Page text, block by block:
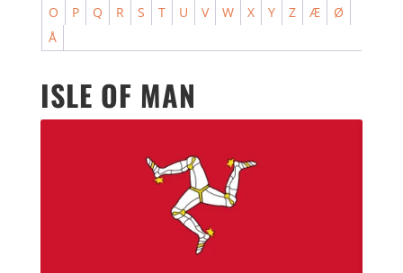
O
P Q R S T U V W X Y Z Æ
Ø
Å
ISLE OF MAN